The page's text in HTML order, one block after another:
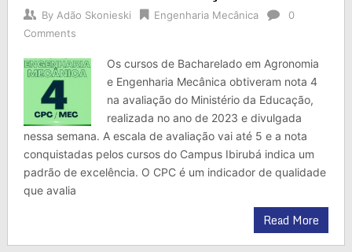
By Adão Skonieski Engenharia Mecânica
0
Comments
Os cursos de Bacharelado em Agronomia
e Engenharia Mecânica obtiveram nota 4
na avaliação do Ministério da Educação,
realizada no ano de 2023 e divulgada
nessa semana. A escala de avaliação vai até 5 e a nota
conquistadas pelos cursos do Campus Ibirubá indica um
padrão de excelência. O CPC é um indicador de qualidade
que avalia
Read More